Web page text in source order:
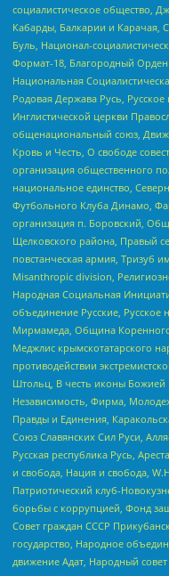
социалистическое общество,
Кабарды, Балкарии и Карачая,
Буль, Национал-
Формат-18, Благородный
Национальная
Родовая Держава Русь,
Инглистической церкви
общенациональный союз,
Кровь и Честь, О свободе
организация общественного
национальное единство,
Футбольного Клуба Динамо,
организация п. Боровский,
Щелковского района, Правый
повстанческая армия, Тризуб
Misanthropic division,
Народная Социальная
объединение Русские,
Мирмамеда, Община Коренного
Меджлис крымскотатарского
противодействии
Штольц, В честь иконы Божией
Независимость, Фирма,
Правды и Единения,
Союз Славянских Сил Руси,
Русская республика Русь,
и свобода, Нация и свобода,
Патриотический клуб-
борьбы с коррупцией, Фонд
Совет граждан СССР
государство, Народное
движение Адат, Народный